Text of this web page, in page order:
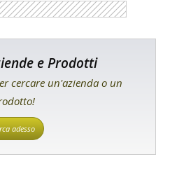
e Prodotti
cercare un'azienda o un
adesso